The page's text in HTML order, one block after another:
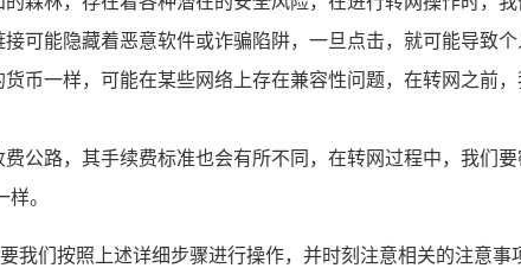
可能隐藏着恶意软件或诈骗陷阱，一旦点击，就可能导致
货币一样，可能在某些网络上存在兼容性问题，在转网之前
费公路，其手续费标准也会有所不同，在转网过程中，我们
。
我们按照上述详细步骤进行操作，并时刻注意相关的注意